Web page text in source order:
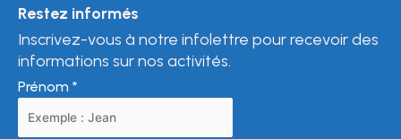
Restez informés
Inscrivez-vous à notre infolettre pour recevoir des
informations sur nos activités.
Prénom *